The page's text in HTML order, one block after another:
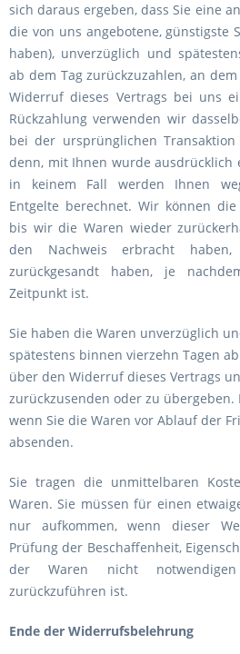
sich daraus ergeben, dass Sie eine
die von uns angebotene, günstigste
haben), unverzüglich und
ab dem Tag zurückzuzahlen, an
Widerruf dieses Vertrags bei uns
Rückzahlung verwenden wir
bei der ursprünglichen
denn, mit Ihnen wurde ausdrücklich
in keinem Fall werden Ihnen
Entgelte berechnet. Wir können
bis wir die Waren wieder
den Nachweis erbracht
zurückgesandt haben, je
Zeitpunkt ist.
Sie haben die Waren unverzüglich
spätestens binnen vierzehn Tagen
über den Widerruf dieses Vertrags
zurückzusenden oder zu übergeben.
wenn Sie die Waren vor Ablauf der
absenden.
Sie tragen die unmittelbaren
Waren. Sie müssen für einen
nur aufkommen, wenn dieser
Prüfung der Beschaffenheit,
der Waren nicht
zurückzuführen ist.
Ende der Widerrufsbelehrung